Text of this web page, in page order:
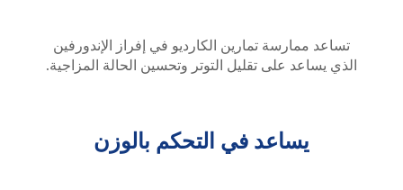
تساعد ممارسة تمارين الكارديو في إفراز الإندورفين
الذي يساعد على تقليل التوتر وتحسين الحالة المزاجية.
يساعد في التحكم بالوزن